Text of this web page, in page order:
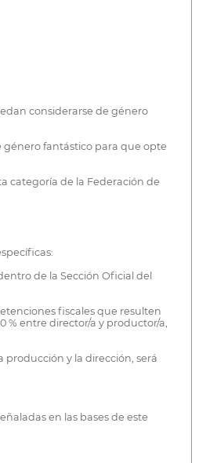
considerarse de género
género fantástico para que opte
categoría de la Federación de
de la Sección Oficial del
fiscales que resulten
% entre director/a y productor/a,
y la dirección, será
en las bases de este